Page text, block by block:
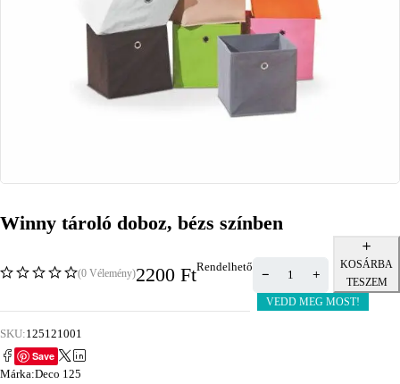
Winny tároló doboz, bézs színben
(0 Vélemény)2200 FtRendelhető
KOSÁRBA
TESZEM
VEDD MEG MOST!
SKU:125121001
Save
Márka:Deco 125